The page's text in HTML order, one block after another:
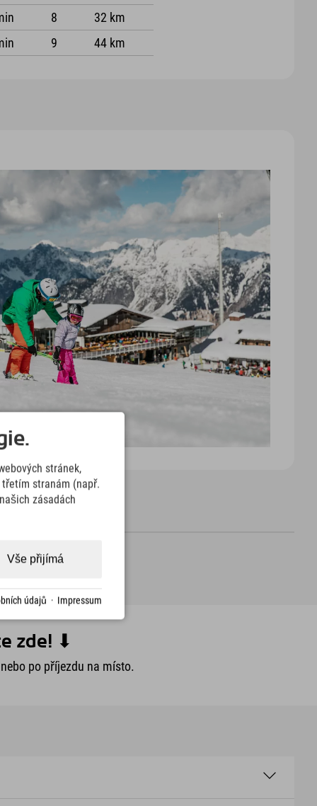
8
32 km
9 44 km
zde! ⬇︎
po příjezdu na místo.
stránek,
stranám (např.
zásadách
Vše přijímá
údajů · Impressum